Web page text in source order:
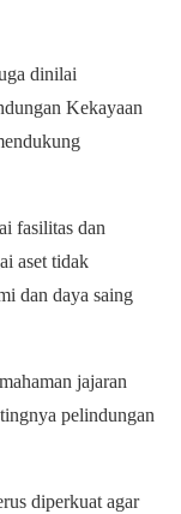
dinilai
Kekayaan
fasilitas dan
aset tidak
dan daya saing
jajaran
pelindungan
diperkuat agar